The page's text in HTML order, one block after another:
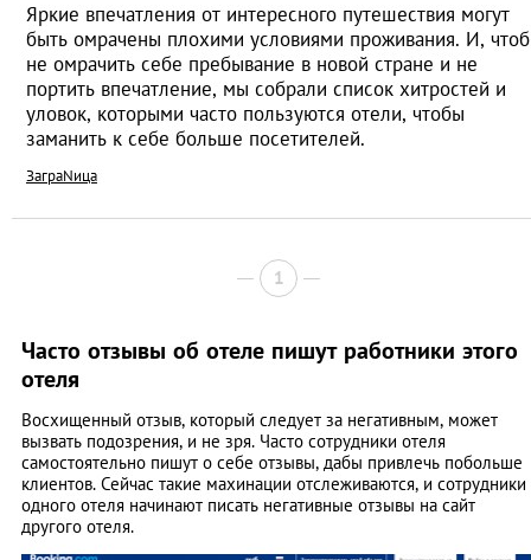
Яркие впечатления от интересного путешествия могут
быть омрачены плохими условиями проживания. И,
не омрачить себе пребывание в новой стране и не
портить впечатление, мы собрали список хитростей и
уловок, которыми часто пользуются отели, чтобы
заманить к себе больше посетителей.
ЗаграNица
1
Часто отзывы об отеле пишут работники этого
отеля
Восхищенный отзыв, который следует за негативным, может
вызвать подозрения, и не зря. Часто сотрудники отеля
самостоятельно пишут о себе отзывы, дабы привлечь побольше
клиентов. Сейчас такие махинации отслеживаются, и сотрудники
одного отеля начинают писать негативные отзывы на сайт
другого отеля.